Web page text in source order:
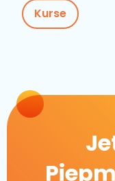
Kurse